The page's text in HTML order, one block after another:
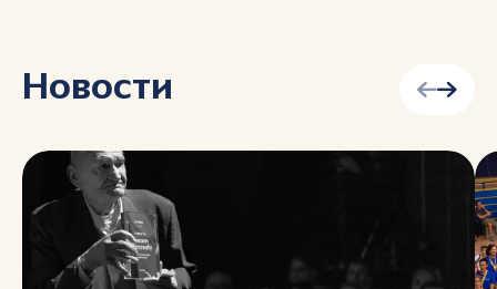
Новости